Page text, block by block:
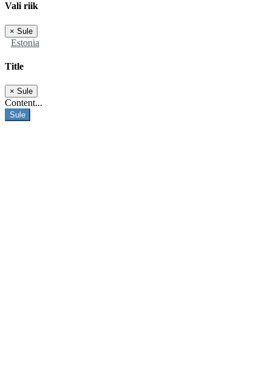
Vali riik
× Sule
Estonia
Title
× Sule
Content...
Sule